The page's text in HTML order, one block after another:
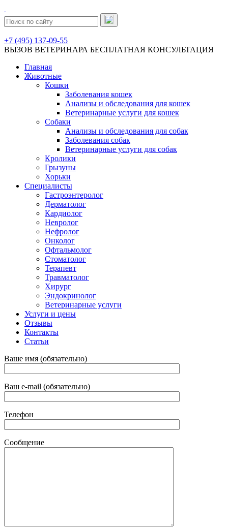
+7 (495) 137-09-55
ВЫЗОВ ВЕТЕРИНАРА БЕСПЛАТНАЯ КОНСУЛЬТАЦИЯ
Главная
Животные
Кошки
Заболевания кошек
Анализы и обследования для кошек
Ветеринарные услуги для кошек
Собаки
Анализы и обследования для собак
Заболевания собак
Ветеринарные услуги для собак
Кролики
Грызуны
Хорьки
Специалисты
Гастроэнтеролог
Дерматолог
Кардиолог
Невролог
Нефролог
Онколог
Офтальмолог
Стоматолог
Терапевт
Травматолог
Хирург
Эндокринолог
Ветеринарные услуги
Услуги и цены
Отзывы
Контакты
Статьи
Ваше имя (обязательно)
Ваш e-mail (обязательно)
Телефон
Сообщение